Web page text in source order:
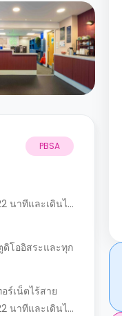
PBSA
นาทีและเดินไป
ดิโออิสระและทุก
ร์เน็ตไร้สาย
นาทีและเดินไป